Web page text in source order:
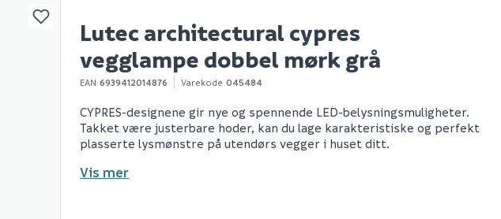
Lutec architectural cypres
vegglampe dobbel mørk grå
EAN 6939412014876 Varekode 045484
CYPRES-designene gir nye og spennende LED-belysningsmuligheter.
Takket være justerbare hoder, kan du lage karakteristiske og perfekt
plasserte lysmønstre på utendørs vegger i huset ditt.
Vis mer